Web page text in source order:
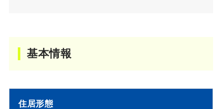
基本情報
住居形態